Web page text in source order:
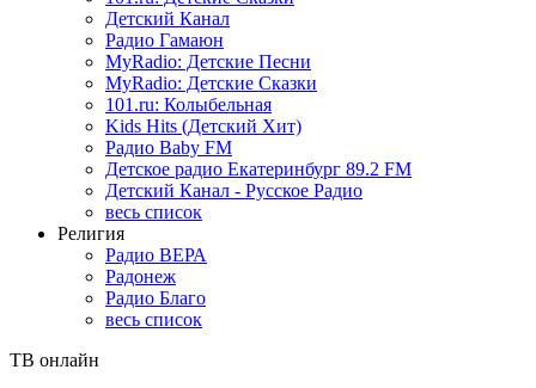
Детский Канал
Радио Гамаюн
MyRadio: Детские Песни
MyRadio: Детские Сказки
101.ru: Колыбельная
Kids Hits (Детский Хит)
Радио Baby FM
Детское радио Екатеринбург 89.2 FM
Детский Канал - Русское Радио
весь список
Религия
Радио ВЕРА
Радонеж
Радио Благо
весь список
ТВ онлайн